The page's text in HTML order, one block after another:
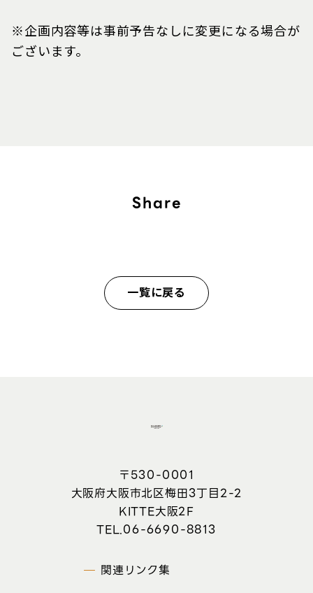
※企画内容等は事前予告なしに変更になる場合が
ございます。
Share
一覧に戻る
〒530-0001
大阪府大阪市北区梅田3丁目2-2
KITTE大阪2F
06-6690-8813
関連リンク集